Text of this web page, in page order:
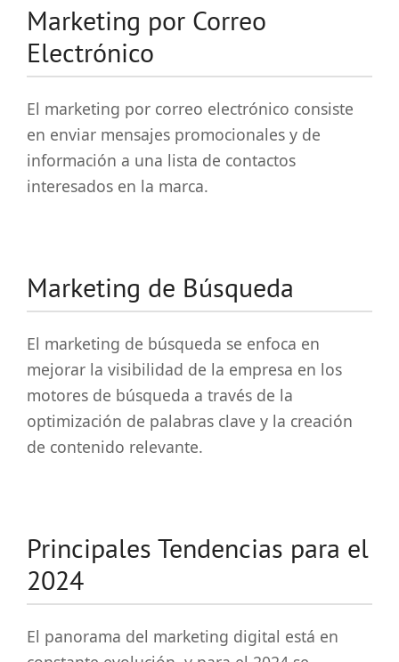
Marketing por Correo
Electrónico
El marketing por correo electrónico consiste
en enviar mensajes promocionales y de
información a una lista de contactos
interesados en la marca.
Marketing de Búsqueda
El marketing de búsqueda se enfoca en
mejorar la visibilidad de la empresa en los
motores de búsqueda a través de la
optimización de palabras clave y la creación
de contenido relevante.
Principales Tendencias para el
2024
El panorama del marketing digital está en